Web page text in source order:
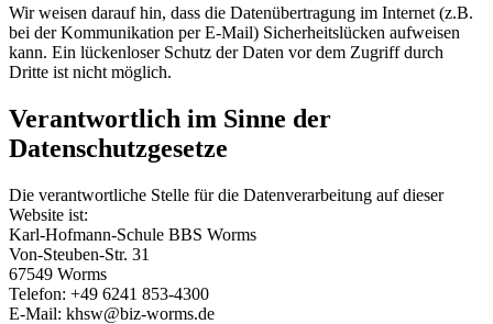
Wir weisen darauf hin, dass die Datenübertragung im Internet (z.B.
bei der Kommunikation per E-Mail) Sicherheitslücken aufweisen
kann. Ein lückenloser Schutz der Daten vor dem Zugriff durch
Dritte ist nicht möglich.
Verantwortlich im Sinne der
Datenschutzgesetze
Die verantwortliche Stelle für die Datenverarbeitung auf dieser
Website ist:
Karl-Hofmann-Schule BBS Worms
Von-Steuben-Str. 31
67549 Worms
Telefon: +49 6241 853-4300
E-Mail: khsw@biz-worms.de